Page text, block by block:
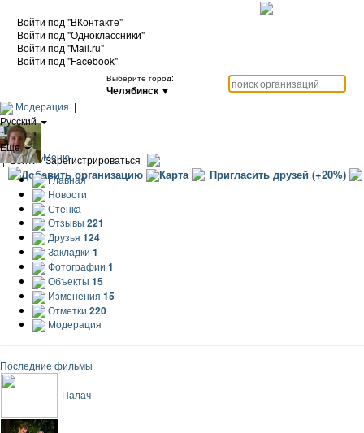
Войти под "ВКонтакте"
Войти под "Одноклассники"
Войти под "Mail.ru"
Войти под "Facebook"
Выберите город:
Челябинск ▼
Модерация |
Русский
|
Еще
|Войти / Зарегистрироваться
Добавить организацию Карта Пригласить друзей (+20%)
Меню
Главная
Новости
Стенка
Отзывы 221
Друзья 124
Закладки 1
Фотографии 1
Объекты 15
Изменения 15
Отметки 220
Модерация
Последние фильмы
Палач